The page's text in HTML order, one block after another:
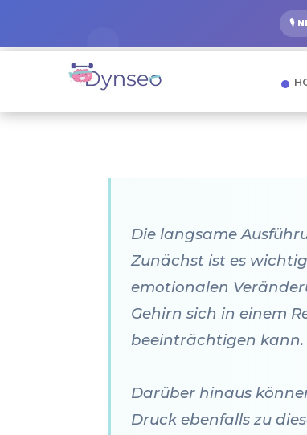
🎙️
Die langsame
Zunächst ist es
emotionalen
Gehirn sich in einem
beeinträchtigen kann.
Darüber hinaus
Druck ebenfalls zu